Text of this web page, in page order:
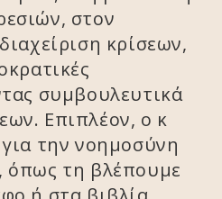
στον
κρίσεων,
συμβουλευτικά
Επιπλέον, ο κ
την νοημοσύνη
όπως τη βλέπουμε